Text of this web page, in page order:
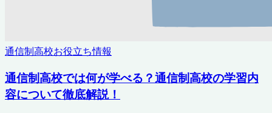
通信制高校お役立ち情報
通信制高校では何が学べる？通信制高校の学習内
容について徹底解説！